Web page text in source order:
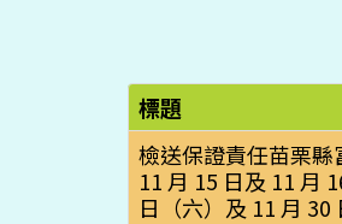
標題
檢送保證責任苗栗
11 月 15 日及 11 月
日（六）及 11 月 30